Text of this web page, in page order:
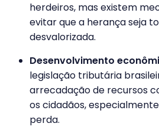
herdeiros, mas existem
evitar que a herança seja
desvalorizada.
Desenvolvimento
legislação tributária
arrecadação de recursos
os cidadãos,
perda.